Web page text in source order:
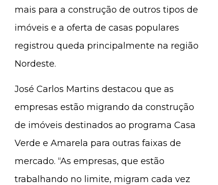
mais para a construção de outros tipos de
imóveis e a oferta de casas populares
registrou queda principalmente na região
Nordeste.
José Carlos Martins destacou que as
empresas estão migrando da construção
de imóveis destinados ao programa Casa
Verde e Amarela para outras faixas de
mercado. “As empresas, que estão
trabalhando no limite, migram cada vez